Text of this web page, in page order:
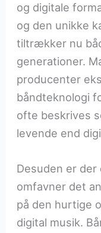
og digitale
og den unikke
tiltrækker nu
generationer.
producenter
båndteknologi
ofte beskrives
levende end
Desuden er
omfavner det
på den hurtige
digital musik.